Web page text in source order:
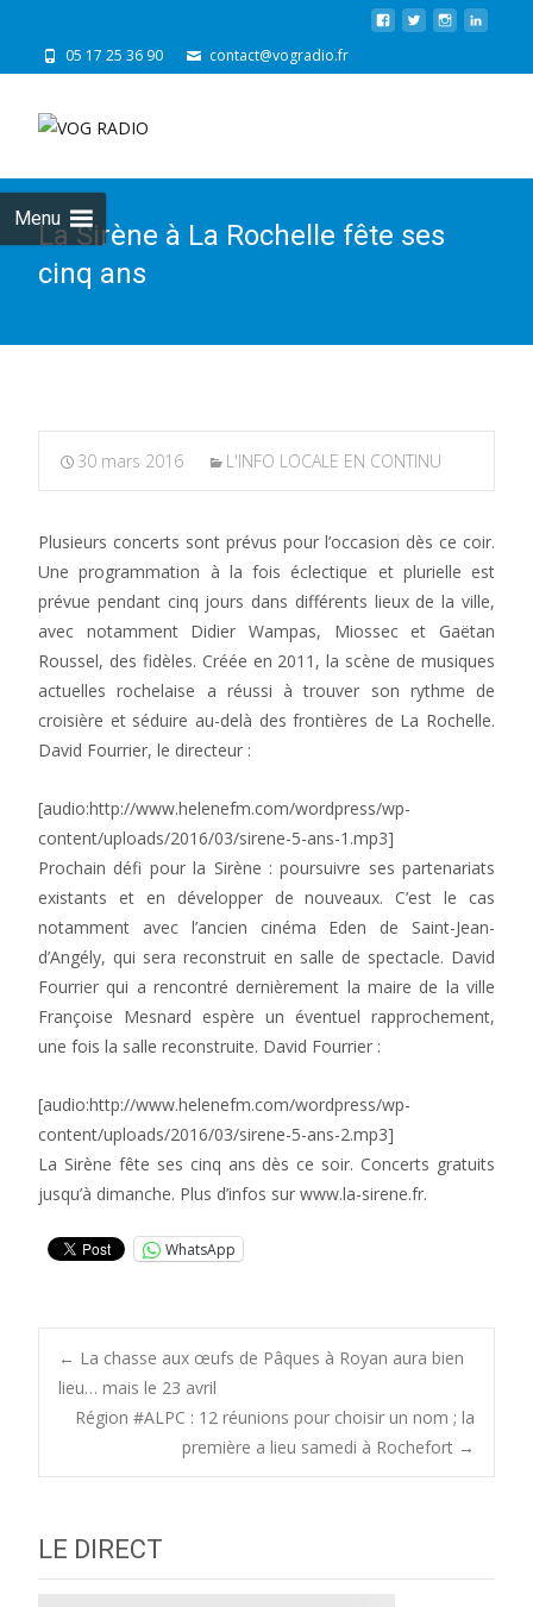
05 17 25 36 90 contact@vogradio.fr
Menu
La Sirène à La Rochelle fête ses
cinq ans
30 mars 2016 L'INFO LOCALE EN CONTINU
Plusieurs concerts sont prévus pour l’occasion dès ce coir.
Une programmation à la fois éclectique et plurielle est
prévue pendant cinq jours dans différents lieux de la ville,
avec notamment Didier Wampas, Miossec et Gaëtan
Roussel, des fidèles. Créée en 2011, la scène de musiques
actuelles rochelaise a réussi à trouver son rythme de
croisière et séduire au-delà des frontières de La Rochelle.
David Fourrier, le directeur :
[audio:http://www.helenefm.com/wordpress/wp-
content/uploads/2016/03/sirene-5-ans-1.mp3]
Prochain défi pour la Sirène : poursuivre ses partenariats
existants et en développer de nouveaux. C’est le cas
notamment avec l’ancien cinéma Eden de Saint-Jean-
d’Angély, qui sera reconstruit en salle de spectacle. David
Fourrier qui a rencontré dernièrement la maire de la ville
Françoise Mesnard espère un éventuel rapprochement,
une fois la salle reconstruite. David Fourrier :
[audio:http://www.helenefm.com/wordpress/wp-
content/uploads/2016/03/sirene-5-ans-2.mp3]
La Sirène fête ses cinq ans dès ce soir. Concerts gratuits
jusqu’à dimanche. Plus d’infos sur www.la-sirene.fr.
WhatsApp
Post
navigation
← La chasse aux œufs de Pâques à Royan aura bien
lieu… mais le 23 avril
Région #ALPC : 12 réunions pour choisir un nom ; la
première a lieu samedi à Rochefort →
LE DIRECT